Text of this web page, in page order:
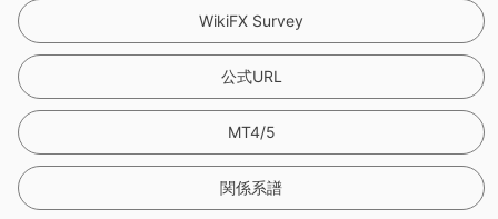
WikiFX Survey
公式URL
MT4/5
関係系譜